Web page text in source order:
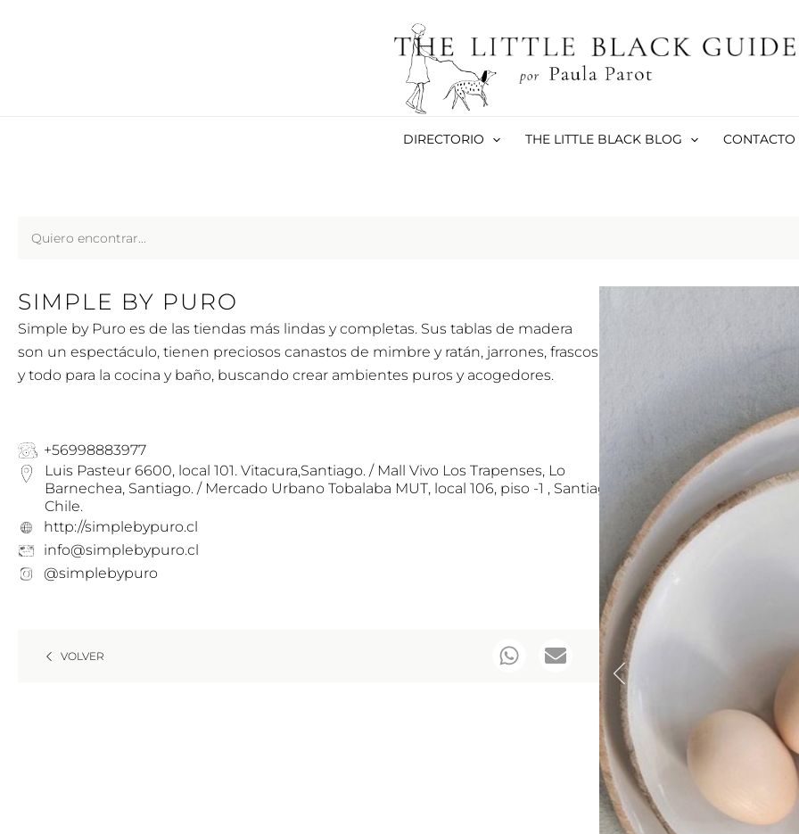
DIRECTORIO THE LITTLE BLACK BLOG CONTACTO
SIMPLE BY PURO
Simple by Puro es de las tiendas más lindas y completas. Sus tablas de madera
son un espectáculo, tienen preciosos canastos de mimbre y ratán, jarrones, frascos
y todo para la cocina y baño, buscando crear ambientes puros y acogedores.
+56998883977
Luis Pasteur 6600, local 101. Vitacura,Santiago. / Mall Vivo Los Trapenses, Lo
Barnechea, Santiago. / Mercado Urbano Tobalaba MUT, local 106, piso -1 , Santiago,
Chile.
http://simplebypuro.cl
info@simplebypuro.cl
@simplebypuro
VOLVER